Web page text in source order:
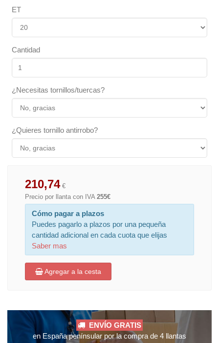
ET
Cantidad
¿Necesitas tornillos/tuercas?
¿Quieres tornillo antirrobo?
210,74 €
Precio por llanta con IVA 255€
Cómo pagar a plazos
Puedes pagarlo a plazos por una pequeña
cantidad adicional en cada cuota que elijas
Saber mas
Agregar a la cesta
ENVÍO GRATIS
en España penínsular por la compra de 4 llantas